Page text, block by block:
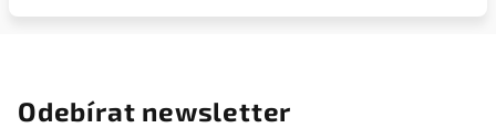
Odebírat newsletter